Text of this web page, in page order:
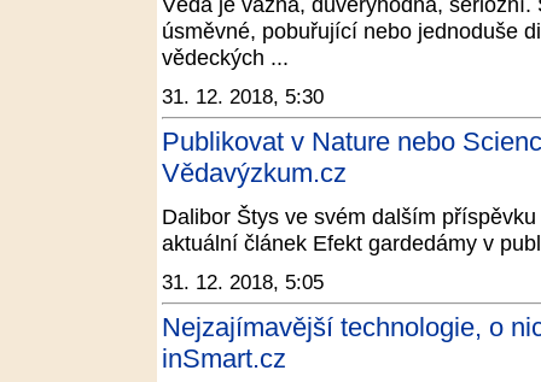
úsměvné, pobuřující nebo jednoduše
vědeckých ...
31. 12. 2018, 5:30
Publikovat v Nature nebo
Vědavýzkum.cz
Dalibor Štys ve svém dalším
aktuální článek Efekt gardedámy v
31. 12. 2018, 5:05
Nejzajímavější technologie, o
inSmart.cz